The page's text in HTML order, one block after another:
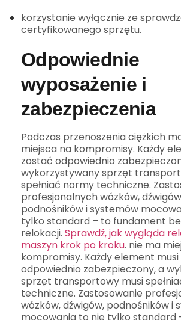
korzystanie wyłącznie ze
certyfikowanego sprzętu.
Odpowiednie
wyposażenie i
zabezpieczenia
Podczas przenoszenia ciężkich
miejsca na kompromisy. Każdy
zostać odpowiednio
wykorzystywany sprzęt
spełniać normy techniczne.
profesjonalnych wózków,
podnośników i systemów
tylko standard – to fundament
relokacji. Sprawdź, jak wygląda
maszyn krok po kroku. nie ma
kompromisy. Każdy element
odpowiednio zabezpieczony, a
sprzęt transportowy musi
techniczne. Zastosowanie
wózków, dźwigów, podnośników i